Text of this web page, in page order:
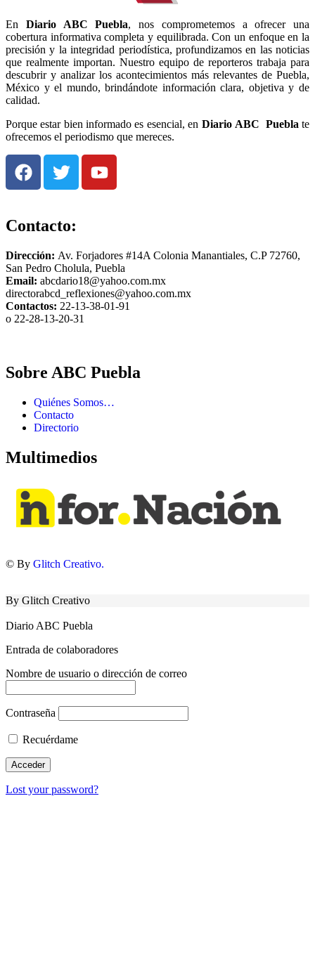
En Diario ABC Puebla, nos comprometemos a ofrecer una
cobertura informativa completa y equilibrada. Con un enfoque en la
precisión y la integridad periodística, profundizamos en las noticias
que realmente importan. Nuestro equipo de reporteros trabaja para
descubrir y analizar los acontecimientos más relevantes de Puebla,
México y el mundo, brindándote información clara, objetiva y de
calidad.
Porque estar bien informado es esencial, en Diario ABC Pueblate
ofrecemos el periodismo que mereces.
Contacto:
Dirección: Av. Forjadores #14A Colonia Manantiales, C.P 72760,
San Pedro Cholula, Puebla
Email: abcdario18@yahoo.com.mx
directorabcd_reflexiones@yahoo.com.mx
Contactos: 22-13-38-01-91
o 22-28-13-20-31
Sobre ABC Puebla
Quiénes Somos…
Contacto
Directorio
Multimedios
© By Glitch Creativo.
By Glitch Creativo
Diario ABC Puebla
Entrada de colaboradores
Nombre de usuario o dirección de correo
Contraseña
Recuérdame
Lost your password?